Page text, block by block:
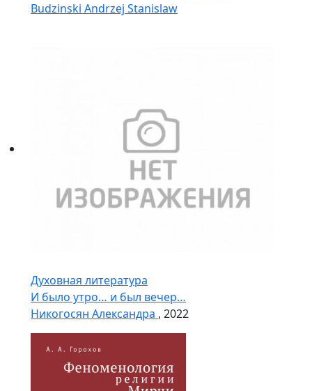
Budzinski Andrzej Stanislaw
Духовная литература
И было утро… и был вечер…
Никогосян Александра , 2022